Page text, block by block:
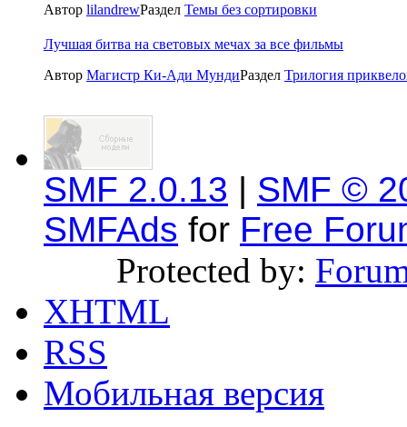
Автор lilandrewРаздел Темы без сортировки
Лучшая битва на световых мечах за все фильмы
Автор Магистр Ки-Ади МундиРаздел Трилогия
SMF 2.0.13 | SMF ©
SMFAds for Free
Protected by:
XHTML
RSS
Мобильная версия